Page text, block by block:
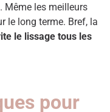
Même les meilleurs
le long terme. Bref, la
le lissage tous les
pour